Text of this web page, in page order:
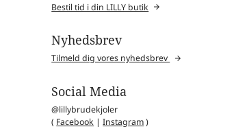
Bestil tid i din LILLY butik
Nyhedsbrev
Tilmeld dig vores nyhedsbrev
Social Media
@lillybrudekjoler
( Facebook |Instagram)